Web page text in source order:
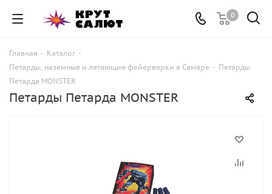
0
Главная - Каталог -
Петарды, наземные и летающие фейерверки в Самаре - Петарды
Петарда MONSTER
Петарды Петарда MONSTER